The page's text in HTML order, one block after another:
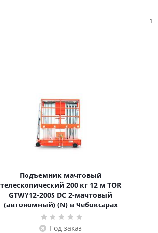
1
Подъемник мачтовый
телескопический 200 кг 12 м TOR
GTWY12-200S DC 2-мачтовый
(автономный) (N) в Чебоксарах
Под заказ